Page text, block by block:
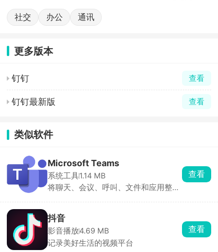
社交 办公 通讯
更多版本
钉钉 查看
钉钉最新版 查看
类似软件
Microsoft Teams
系统工具1.14 MB
将聊天、会议、呼叫、文件和应用整合
查看
抖音
影音播放4.69 MB
记录美好生活的视频平台
查看